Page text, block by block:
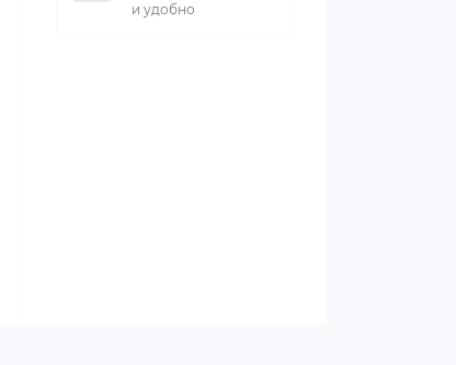
и удобно